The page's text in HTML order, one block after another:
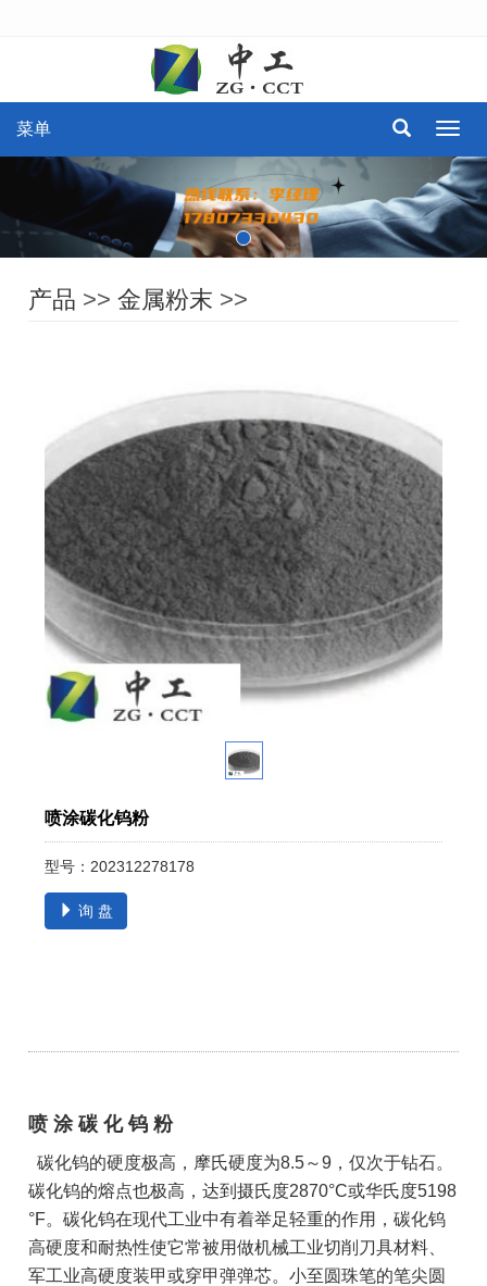
菜
菜单
产品 >>金属粉末 >>
喷涂碳化钨粉
型号：202312278178
询 盘
喷 涂 碳 化 钨 粉
碳化钨的硬度极高，摩氏硬度为8.5～9，仅次于钻石。
碳化钨的熔点也极高，达到摄氏度2870°C或华氏度5198
°F。碳化钨在现代工业中有着举足轻重的作用，碳化钨
高硬度和耐热性使它常被用做机械工业切削刀具材料、
军工业高硬度装甲或穿甲弹弹芯。小至圆珠笔的笔尖圆